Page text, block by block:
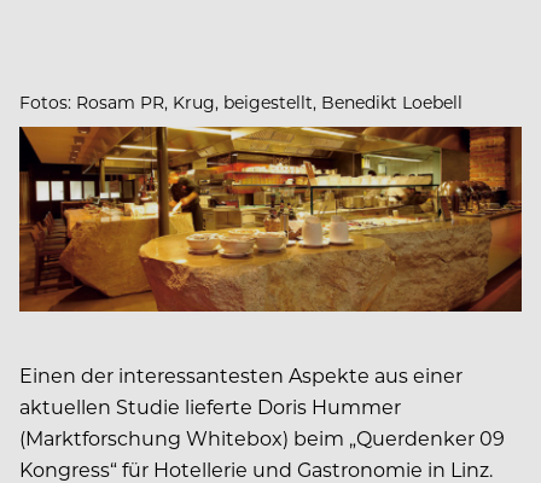
Fotos: Rosam PR, Krug, beigestellt, Benedikt Loebell
Einen der interessantesten Aspekte aus einer
aktuellen Studie lieferte Doris Hummer
(Marktforschung Whitebox) beim „Querdenker 09
Kongress“ für Hotellerie und Gastronomie in Linz.